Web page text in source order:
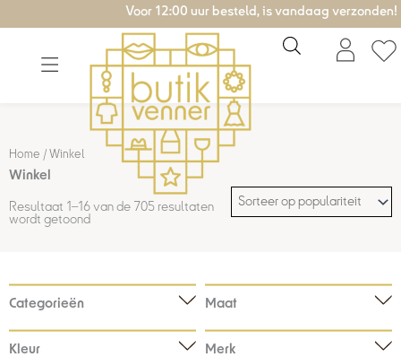
naar
Voor 12:00 uur besteld, is vandaag verzonden!
Home / Winkel
Winkel
Resultaat 1–16 van de 705 resultaten
wordt getoond
Gesorteerd
populariteit
Categorieën Maat
Kleur Merk